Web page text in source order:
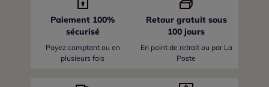
Paiement 100%
sécurisé
Payez comptant ou en
plusieurs fois
Retour gratuit sous
100 jours
En point de retrait ou par La
Poste